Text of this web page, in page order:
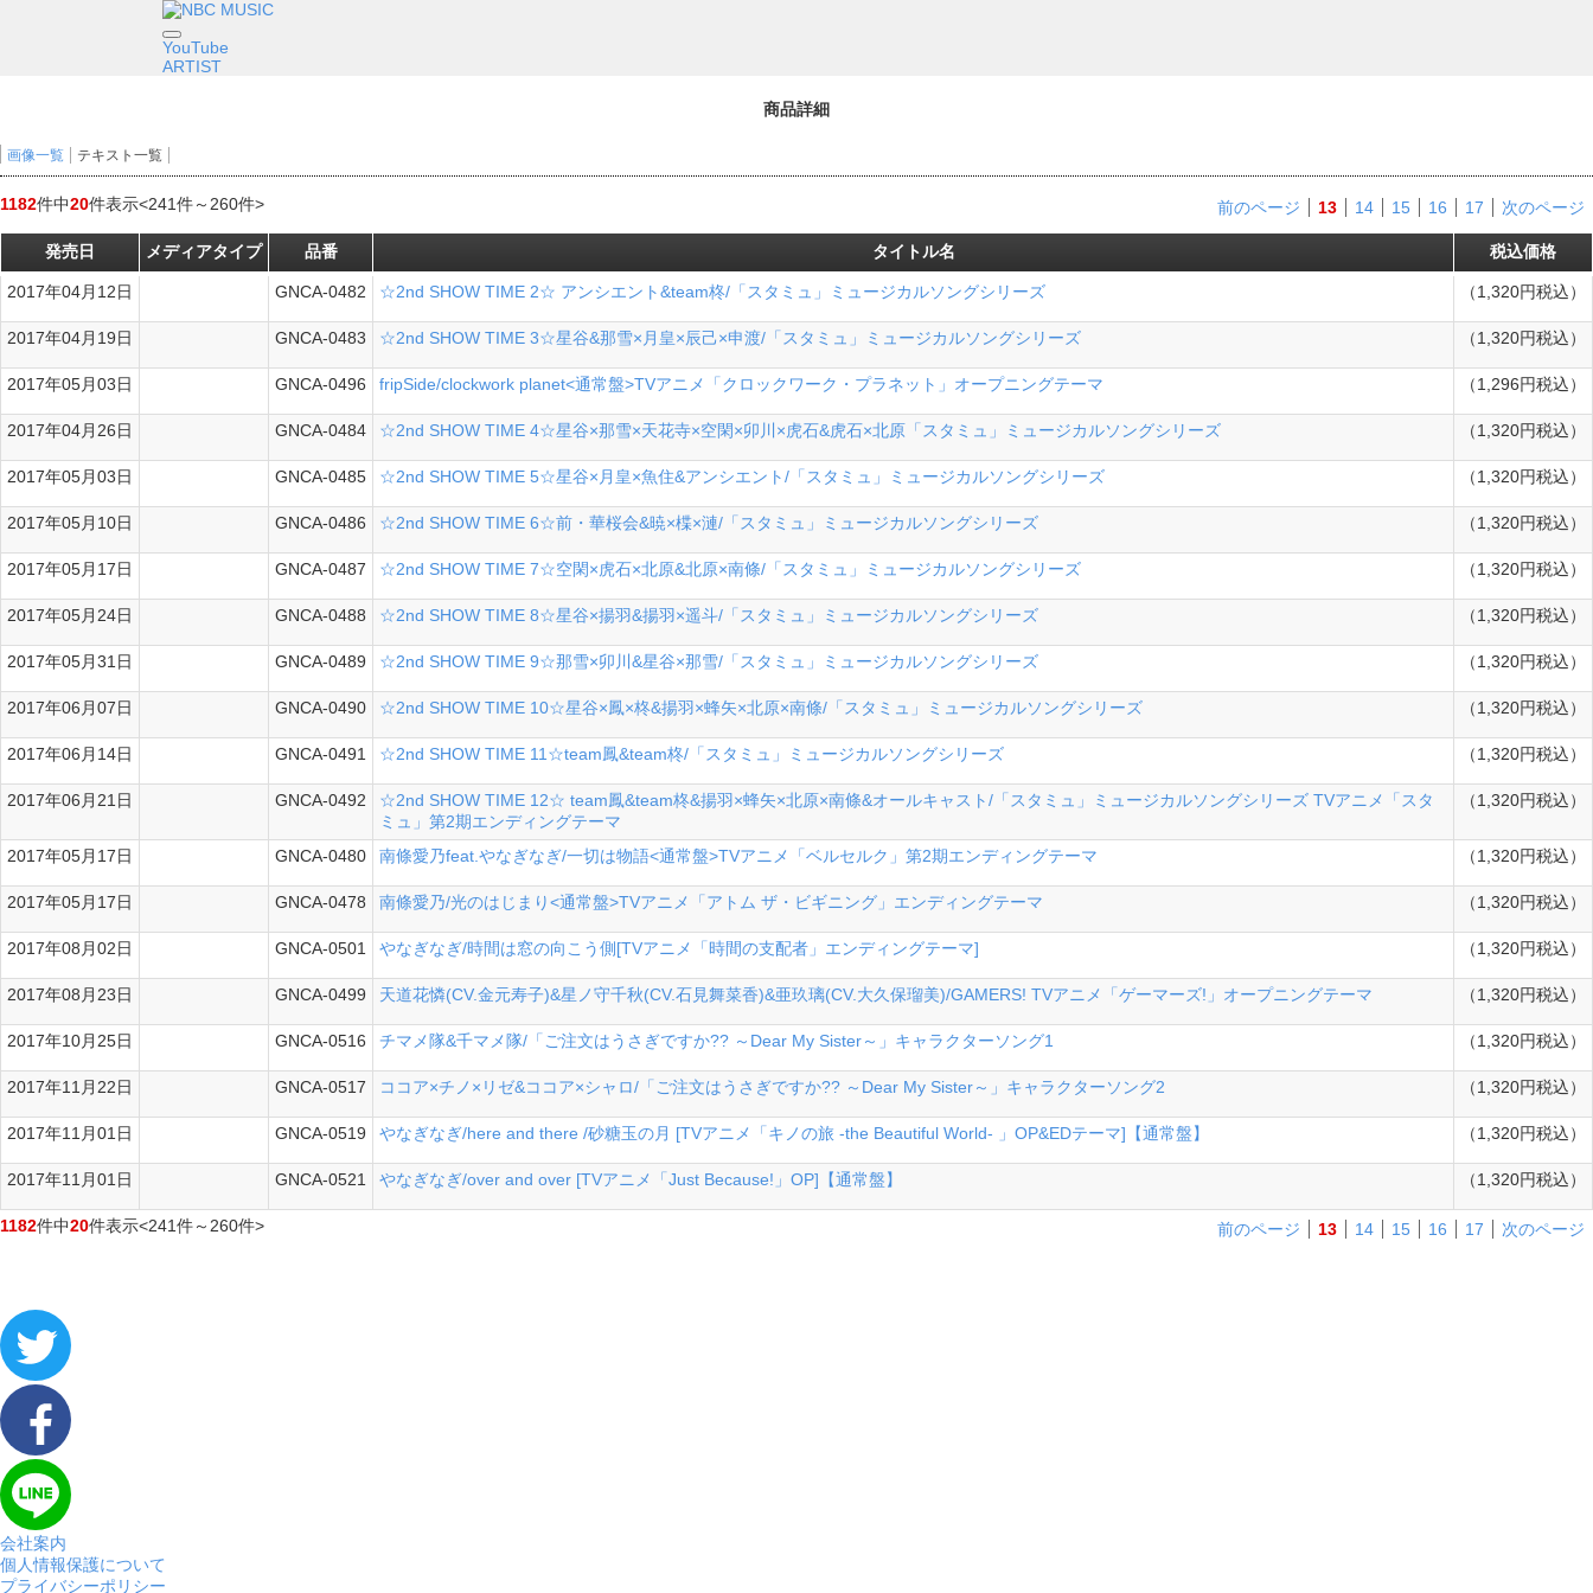
YouTube
ARTIST
商品詳細
画像一覧 テキスト一覧
1182件中20件表示<241件～260件> 前のページ 13 14 15 16 17 次のページ
発売日 メディアタイプ 品番 タイトル名 税込価格
2017年04月12日
グル GNCA-0482 ☆2nd SHOW TIME 2☆ アンシエント&team柊/「スタミュ」ミュージカルソングシリーズ （1,320円税込）
2017年04月19日
グル GNCA-0483 ☆2nd SHOW TIME 3☆星谷&那雪×月皇×辰己×申渡/「スタミュ」ミュージカルソングシリーズ （1,320円税込）
2017年05月03日
グル GNCA-0496 fripSide/clockwork planet<通常盤>TVアニメ「クロックワーク・プラネット」オープニングテーマ （1,296円税込）
2017年04月26日
グル GNCA-0484 ☆2nd SHOW TIME 4☆星谷×那雪×天花寺×空閑×卯川×虎石&虎石×北原「スタミュ」ミュージカルソングシリーズ （1,320円税込）
2017年05月03日
グル GNCA-0485 ☆2nd SHOW TIME 5☆星谷×月皇×魚住&アンシエント/「スタミュ」ミュージカルソングシリーズ （1,320円税込）
2017年05月10日
グル GNCA-0486 ☆2nd SHOW TIME 6☆前・華桜会&暁×楪×漣/「スタミュ」ミュージカルソングシリーズ （1,320円税込）
2017年05月17日
グル GNCA-0487 ☆2nd SHOW TIME 7☆空閑×虎石×北原&北原×南條/「スタミュ」ミュージカルソングシリーズ （1,320円税込）
2017年05月24日
グル GNCA-0488 ☆2nd SHOW TIME 8☆星谷×揚羽&揚羽×遥斗/「スタミュ」ミュージカルソングシリーズ （1,320円税込）
2017年05月31日
グル GNCA-0489 ☆2nd SHOW TIME 9☆那雪×卯川&星谷×那雪/「スタミュ」ミュージカルソングシリーズ （1,320円税込）
2017年06月07日
グル GNCA-0490 ☆2nd SHOW TIME 10☆星谷×鳳×柊&揚羽×蜂矢×北原×南條/「スタミュ」ミュージカルソングシリーズ （1,320円税込）
2017年06月14日
グル GNCA-0491 ☆2nd SHOW TIME 11☆team鳳&team柊/「スタミュ」ミュージカルソングシリーズ （1,320円税込）
2017年06月21日
グル GNCA-0492
☆2nd SHOW TIME 12☆ team鳳&team柊&揚羽×蜂矢×北原×南條&オールキャスト/「スタミュ」ミュージカルソングシリーズ TVアニメ「スタ
ミュ」第2期エンディングテーマ
（1,320円税込）
2017年05月17日
グル GNCA-0480 南條愛乃feat.やなぎなぎ/一切は物語<通常盤>TVアニメ「ベルセルク」第2期エンディングテーマ （1,320円税込）
2017年05月17日
グル GNCA-0478 南條愛乃/光のはじまり<通常盤>TVアニメ「アトム ザ・ビギニング」エンディングテーマ （1,320円税込）
2017年08月02日
グル GNCA-0501 やなぎなぎ/時間は窓の向こう側[TVアニメ「時間の支配者」エンディングテーマ] （1,320円税込）
2017年08月23日
グル GNCA-0499 天道花憐(CV.金元寿子)&星ノ守千秋(CV.石見舞菜香)&亜玖璃(CV.大久保瑠美)/GAMERS! TVアニメ「ゲーマーズ!」オープニングテーマ （1,320円税込）
2017年10月25日
グル GNCA-0516 チマメ隊&千マメ隊/「ご注文はうさぎですか?? ～Dear My Sister～」キャラクターソング1 （1,320円税込）
2017年11月22日
グル GNCA-0517 ココア×チノ×リゼ&ココア×シャロ/「ご注文はうさぎですか?? ～Dear My Sister～」キャラクターソング2 （1,320円税込）
2017年11月01日
グル GNCA-0519 やなぎなぎ/here and there /砂糖玉の月 [TVアニメ「キノの旅 -the Beautiful World- 」OP&EDテーマ]【通常盤】 （1,320円税込）
2017年11月01日
グル GNCA-0521 やなぎなぎ/over and over [TVアニメ「Just Because!」OP]【通常盤】 （1,320円税込）
1182件中20件表示<241件～260件> 前のページ 13 14 15 16 17 次のページ
会社案内
個人情報保護について
プライバシーポリシー